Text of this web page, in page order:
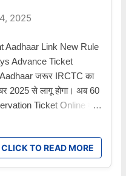
2025
Aadhaar Link New Rule
Advance Ticket
जरूर IRCTC का
2025 से लागू होगा। अब 60
Ticket Online बुक
रेलवे का नया नियम:
CLICK TO READ MORE